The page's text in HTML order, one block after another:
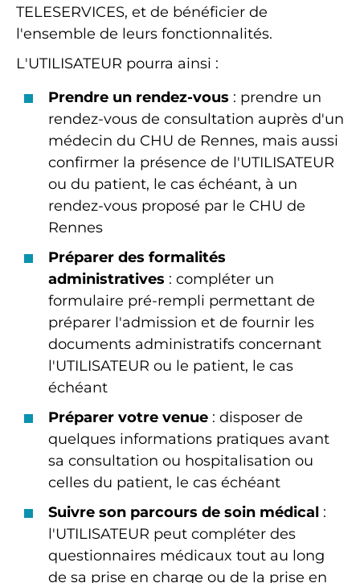
TELESERVICES, et de bénéficier de
l'ensemble de leurs fonctionnalités.
L'UTILISATEUR pourra ainsi :
Prendre un rendez-vous : prendre un
rendez-vous de consultation auprès d'un
médecin du CHU de Rennes, mais aussi
confirmer la présence de l'UTILISATEUR
ou du patient, le cas échéant, à un
rendez-vous proposé par le CHU de
Rennes
Préparer des formalités
administratives : compléter un
formulaire pré-rempli permettant de
préparer l'admission et de fournir les
documents administratifs concernant
l'UTILISATEUR ou le patient, le cas
échéant
Préparer votre venue : disposer de
quelques informations pratiques avant
sa consultation ou hospitalisation ou
celles du patient, le cas échéant
Suivre son parcours de soin médical :
l'UTILISATEUR peut compléter des
questionnaires médicaux tout au long
de sa prise en charge ou de la prise en